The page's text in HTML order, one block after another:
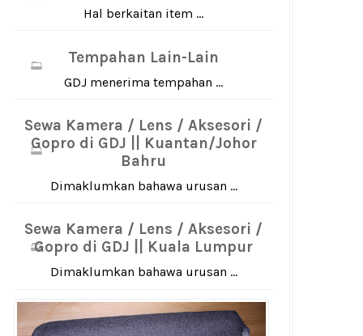
Hal berkaitan item ...
Tempahan Lain-Lain
GDJ menerima tempahan ...
Sewa Kamera / Lens / Aksesori /
Gopro di GDJ || Kuantan/Johor
Bahru
Dimaklumkan bahawa urusan ...
Sewa Kamera / Lens / Aksesori /
Gopro di GDJ || Kuala Lumpur
Dimaklumkan bahawa urusan ...